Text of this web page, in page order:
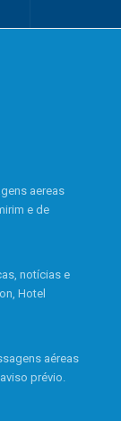
aereas
e de
notícias e
Hotel
aéreas
prévio.